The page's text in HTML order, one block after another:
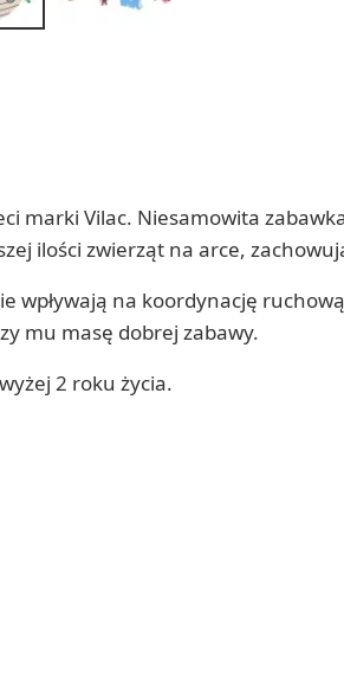
marki Vilac. Niesamowita
ilości zwierząt na arce,
wpływają na koordynację
mu masę dobrej zabawy.
2 roku życia.